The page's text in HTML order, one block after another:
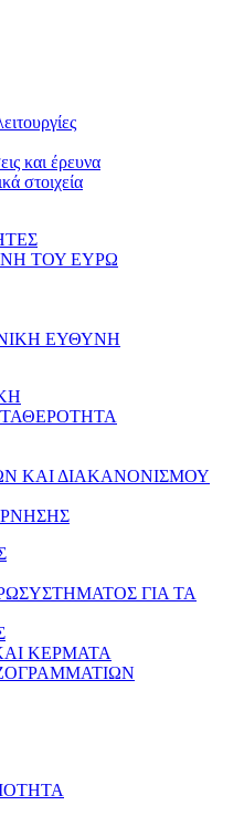
και έρευνα
στοιχεία
ΤΟΥ ΕΥΡΩ
ΕΥΘΥΝΗ
ΚΑΙ ΔΙΑΚΑΝΟΝΙΣΜΟΥ
ΓΙΑ ΤΑ
ΚΕΡΜΑΤΑ